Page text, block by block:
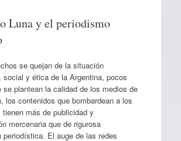
Luna y el periodismo
se quejan de la situación
social y ética de la Argentina, pocos
se plantean la calidad de los medios de
los contenidos que bombardean a los
tienen más de publicidad y
mercenaria que de rigurosa
periodística. El auge de las redes